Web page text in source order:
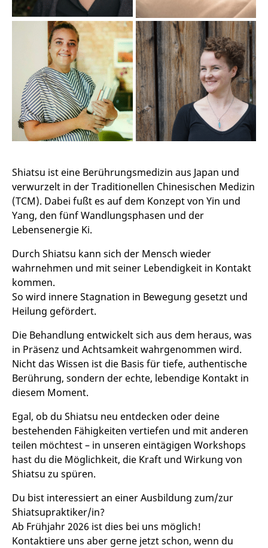
Shiatsu ist eine Berührungsmedizin aus Japan und
verwurzelt in der Traditionellen Chinesischen Medizin
(TCM). Dabei fußt es auf dem Konzept von Yin und
Yang, den fünf Wandlungsphasen und der
Lebensenergie Ki.
Durch Shiatsu kann sich der Mensch wieder
wahrnehmen und mit seiner Lebendigkeit in Kontakt
kommen.
So wird innere Stagnation in Bewegung gesetzt und
Heilung gefördert.
Die Behandlung entwickelt sich aus dem heraus, was
in Präsenz und Achtsamkeit wahrgenommen wird.
Nicht das Wissen ist die Basis für tiefe, authentische
Berührung, sondern der echte, lebendige Kontakt in
diesem Moment.
Egal, ob du Shiatsu neu entdecken oder deine
bestehenden Fähigkeiten vertiefen und mit anderen
teilen möchtest – in unseren eintägigen Workshops
hast du die Möglichkeit, die Kraft und Wirkung von
Shiatsu zu spüren.
Du bist interessiert an einer Ausbildung zum/zur
Shiatsupraktiker/in?
Ab Frühjahr 2026 ist dies bei uns möglich!
Kontaktiere uns aber gerne jetzt schon, wenn du